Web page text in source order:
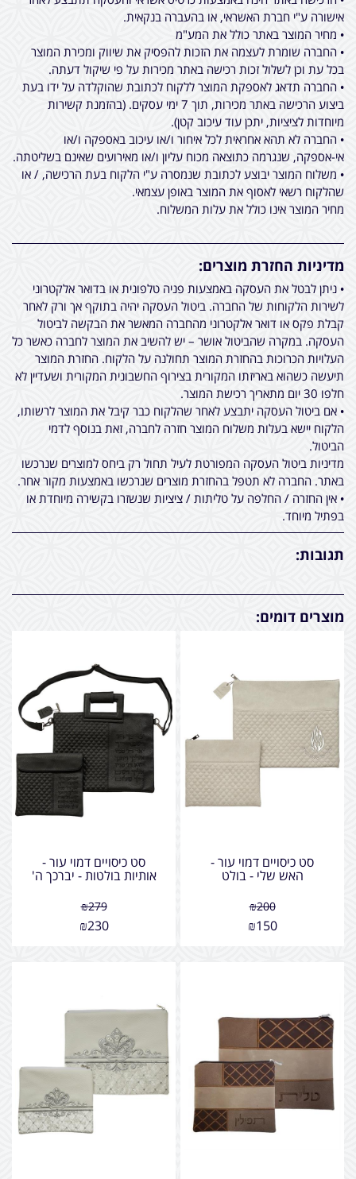
אישורה ע"י חברת האשראי, או בהעברה בנקאית.
• מחיר המוצר באתר כולל את המע"מ
• החברה שומרת לעצמה את הזכות להפסיק את שיווק ומכירת המוצר
בכל עת וכן לשלול זכות רכישה באתר מכירות על פי שיקול דעתה.
• החברה תדאג לאספקת המוצר ללקוח לכתובת שהוקלדה על ידו בעת
ביצוע הרכישה באתר מכירות, תוך 7 ימי עסקים. (בהזמנת קשירות
מיוחדות לציציות, יתכן עוד עיכוב קטן).
• החברה לא תהא אחראית לכל איחור ו/או עיכוב באספקה ו/או
אי-אספקה, שנגרמה כתוצאה מכוח עליון ו/או מאירועים שאינם בשליטתה.
• משלוח המוצר יבוצע לכתובת שנמסרה ע"י הלקוח בעת הרכישה, / או
שהלקוח רשאי לאסוף את המוצר באופן עצמאי.
מחיר המוצר אינו כולל את עלות המשלוח.
מדיניות החזרת מוצרים:
• ניתן לבטל את העסקה באמצעות פניה טלפונית או בדואר אלקטרוני
לשירות הלקוחות של החברה. ביטול העסקה יהיה בתוקף אך ורק לאחר
קבלת פקס או דואר אלקטרוני מהחברה המאשר את הבקשה לביטול
העסקה. במקרה שהביטול אושר – יש להשיב את המוצר לחברה כאשר כל
העלויות הכרוכות בהחזרת המוצר תחולנה על הלקוח. החזרת המוצר
תיעשה כשהוא באריזתו המקורית בצירוף החשבונית המקורית ושעדיין לא
חלפו 30 יום מתאריך רכישת המוצר.
• אם ביטול העסקה יתבצע לאחר שהלקוח כבר קיבל את המוצר לרשותו,
הלקוח יישא בעלות משלוח המוצר חזרה לחברה, זאת בנוסף לדמי
הביטול.
מדיניות ביטול העסקה המפורטת לעיל תחול רק ביחס למוצרים שנרכשו
באתר. החברה לא תטפל בהחזרת מוצרים שנרכשו באמצעות מקור אחר.
• אין החזרה / החלפה על טליתות / ציציות שנשזרו בקשירה מיוחדת או
בפתיל מיוחד.
תגובות:
מוצרים דומים:
סט כיסויים דמוי עור -
האש שלי - בולט
₪200
₪150
סט כיסויים דמוי עור -
אותיות בולטות - יברכך ה'
₪279
₪230